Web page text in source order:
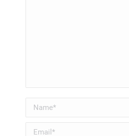
Name *
Email *